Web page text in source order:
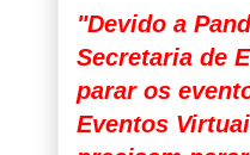
"Devido a
Secretaria de
parar os
Eventos